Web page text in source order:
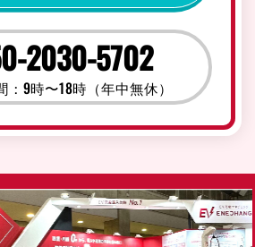
2030-5702
：9時〜18時（年中無休）